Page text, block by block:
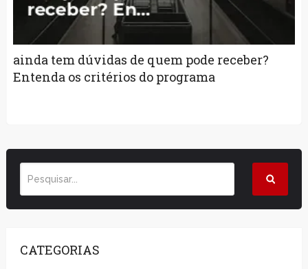
ainda tem dúvidas de quem pode receber?
Entenda os critérios do programa
CATEGORIAS